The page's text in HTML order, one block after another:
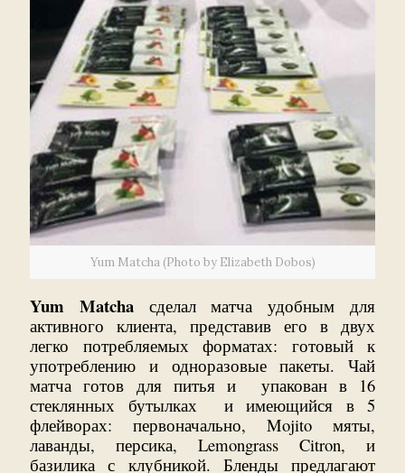
Yum Matcha (Photo by Elizabeth Dobos)
Yum Matchaсделал матча удобным для
активного клиента, представив его в двух
легко потребляемых форматах: готовый к
употреблению и одноразовые пакеты. Чай
матча готов для питья и упакован в 16
стеклянных бутылках и имеющийся в 5
флейворах: первоначально, Mojito мяты,
лаванды, персика, Lemongrass Citron, и
базилика с клубникой. Бленды предлагают